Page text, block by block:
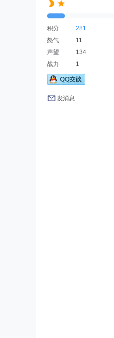
积分
281
怒气
11
声望
134
战力
1
发消息